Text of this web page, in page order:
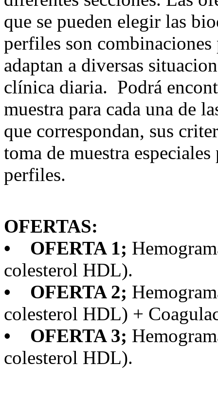
que se pueden elegir las
perfiles son combinaciones
adaptan a diversas
clínica diaria. Podrá
muestra para cada una de
que correspondan, sus
toma de muestra
perfiles.
OFERTAS:
• OFERTA 1;
colesterol HDL).
• OFERTA 2;
colesterol HDL) +
• OFERTA 3;
colesterol HDL).